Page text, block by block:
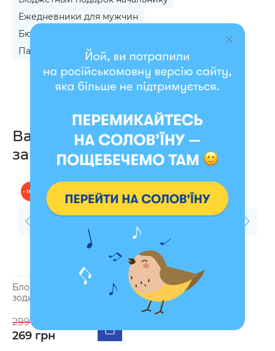
Ежедневники для мужчин
Бюджетный подарок учителю
Патриотические подарки для мужчин
Вас также могут
заинтересовать
- 10 %
Блокнот в точку «Знак
зодиака — Рак»
299 грн
269 грн